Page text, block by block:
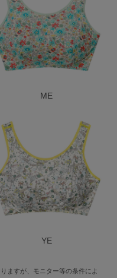
ME
YE
ますが、モニター等の条件によ